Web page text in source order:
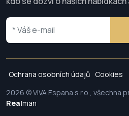
Ochrana osobních údajů Cookies
2026 © VIVA Espana s.r.o., všechna
Realman